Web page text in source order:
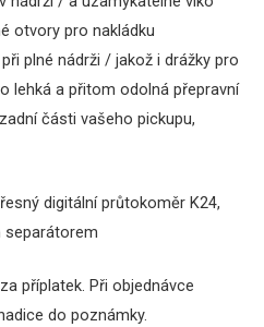
otvory pro nakládku
plné nádrži / jakož i drážky pro
lehká a přitom odolná přepravní
části vašeho pickupu,
digitální průtokoměr K24,
separátorem
příplatek. Při objednávce
do poznámky.